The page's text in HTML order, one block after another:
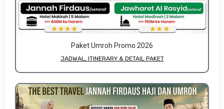
Paket Umroh Promo 2026
JADWAL, ITINERARY & DETAIL PAKET